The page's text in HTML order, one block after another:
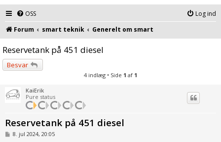
OSS
Log ind
Forum
smart teknik Generelt om smart
Reservetank på 451 diesel
Besvar
4 indlæg • Side 1 af 1
KaiErik
Pure status
Reservetank på 451 diesel
8. jul 2024, 20:05